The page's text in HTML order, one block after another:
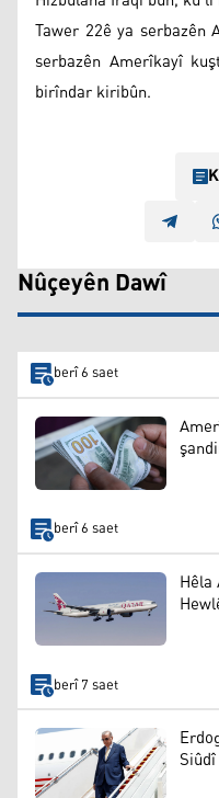
Tawer 22ê ya
serbazên Amerîkayî
birîndar kiribûn.
Nûçeyên Dawî
berî 6 saet
berî 6 saet
berî 7 saet